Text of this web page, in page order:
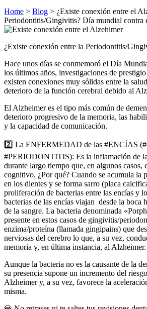
Home > Blog > ¿Existe conexión entre el
Periodontitis/Gingivitis? Día mundial contra
¿Existe conexión entre la Periodontitis/
Hace unos días se conmemoró el Día
los últimos años, investigaciones de
existen conexiones muy sólidas entre la
deterioro de la función cerebral debido al
El Alzheimer es el tipo más común de
deterioro progresivo de la memoria, las
y la capacidad de comunicación.
2️⃣ La ENFERMEDAD de las #ENCÍAS
#PERIODONTITIS): Es la inflamación de
durante largo tiempo que, en algunos casos,
cognitivo. ¿Por qué? Cuando se acumula la
en los dientes y se forma sarro (placa
proliferación de bacterias entre las encías y
bacterias de las encías viajan desde la boca
de la sangre. La bacteria denominada
presente en estos casos de gingivitis/
enzima/proteína (llamada gingipains) que
nerviosas del cerebro lo que, a su vez,
memoria y, en última instancia, al Alzheimer.
Aunque la bacteria no es la causante de la
su presencia supone un incremento del
Alzheimer y, a su vez, favorece la
misma.